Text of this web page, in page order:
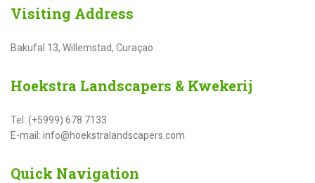
Visiting Address
Bakufal 13, Willemstad, Curaçao
Hoekstra Landscapers & Kwekerij
Tel: (+5999) 678 7133
E-mail: info@hoekstralandscapers.com
Quick Navigation